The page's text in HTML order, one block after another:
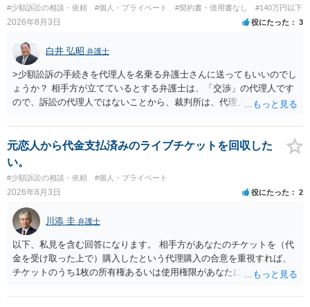
いても併せて請求する予定ですので、あらかじめ申し添えます。 本件
は、貴殿自らが契約を解約したことによって生じた返還義務の履行を
求めるものにすぎません。貴殿の仕入先との取引関係や返金時期など
の内部事情は、私に対する返還義務の発生や履行時期には何ら影響を
及ぼすものではありません。 これ以上、本件の解決を不必要に遅延さ
せることなく、誠意をもって速やかに返金手続を履行されるよう、強
く求めます。 以上
#少額訴訟の相談・依頼 #個人・プライベート #契約書・借用書なし #140万円以下
2026年8月3日 役にたった 3
白井 弘昭 弁護士
>少額訟訴の手続きを代理人を名乗る弁護士さんに送ってもいいのでし
ょうか？ 相手方が立てているとする弁護士は、「交渉」の代理人です
ので、訴訟の代理人ではないことから、裁判所は、代理人宛ての訴状
ている場合は、相手方（被告）の住所で訴状を作成提出し、裁判所に
代理人が就いていたことを知らせると（訴状の記載内容から明らかな
場合も）、裁判所が当該代理人弁護士に事前連絡し、引き続き訴訟も
受任するかを聞いたうえで、受任の意志が明らかになったところで、
直接被告に送達するのではなく、代理人に訴状の受領を促すこともあ
ります。 ラインのやり取りでしか証拠がないと、実際の本人性が明ら
かではありません。もちろん弁護士（２０万円の請求で代理人弁護士
に委任するかも疑わしいのですが）も住所は明らかにしないでしょ
う。 何か本人を示す事実（振込先などの情報）から、相手の住所等の
情報を割り出していくしかないように思えます。 以上、ご参考まで。
元恋人から代金支払済みのライブチケットを回収した
い。
#少額訴訟の相談・依頼 #個人・プライベート
2026年8月3日 役にたった 2
川添 圭 弁護士
以下、私見を含む回答になります。 相手方があなたのチケットを（代
金を受け取った上で）購入したという代理購入の合意を重視すれば、
チケットのうち1枚の所有権あるいは使用権限があなたにあり、チケッ
す。 一方、このチケット購入には「相手方と一緒に行く」という合意